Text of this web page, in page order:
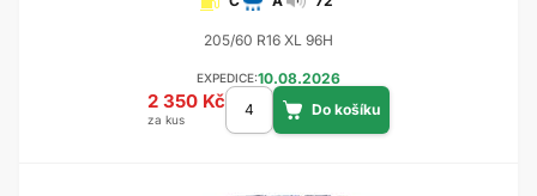
205/60 R16 XL 96H
EXPEDICE:10.08.2026
2 350 Kč
za kus